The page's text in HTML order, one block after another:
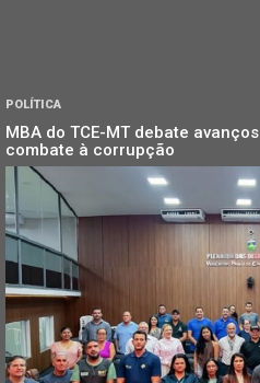
POLÍTICA
MBA do TCE-MT debate
combate à corrupção